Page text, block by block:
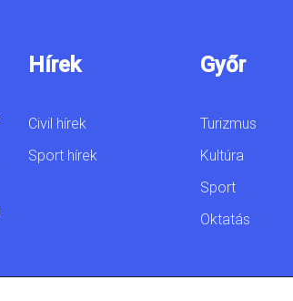
Hírek
Civil hírek
Sport hírek
Győr
Turizmus
Kultúra
Sport
Oktatás